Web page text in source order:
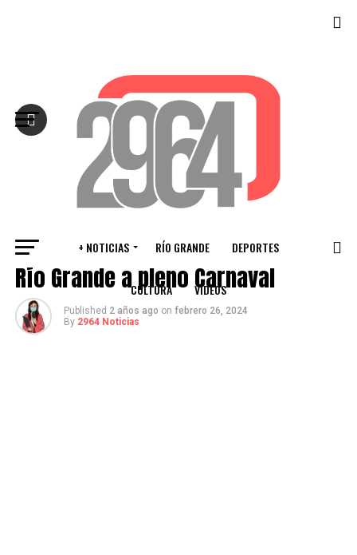
+ NOTICIAS RÍO GRANDE DEPORTES
CULTURA VIDEOS
CULTURA
Río Grande a pleno Carnaval
Published 2 años ago on febrero 26, 2024
By 2964 Noticias